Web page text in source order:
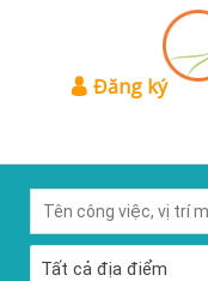
Đăng ký
Tất cả địa điểm